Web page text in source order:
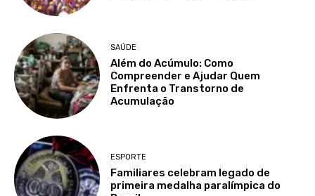
SAÚDE
Além do Acúmulo: Como
Compreender e Ajudar Quem
Enfrenta o Transtorno de
Acumulação
ESPORTE
Familiares celebram legado de
primeira medalha paralímpica do